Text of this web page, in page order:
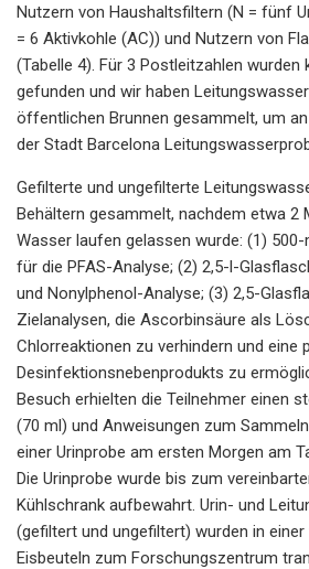
Nutzern von Haushaltsfiltern (N = fünf
= 6 Aktivkohle (AC)) und Nutzern von
(Tabelle 4). Für 3 Postleitzahlen wurden
gefunden und wir haben
öffentlichen Brunnen gesammelt, um
der Stadt Barcelona
Gefilterte und ungefilterte
Behältern gesammelt, nachdem etwa 2
Wasser laufen gelassen wurde: (1)
für die PFAS-Analyse; (2) 2,5-l-
und Nonylphenol-Analyse; (3) 2,5-
Zielanalysen, die Ascorbinsäure als
Chlorreaktionen zu verhindern und eine
Desinfektionsnebenprodukts zu
Besuch erhielten die Teilnehmer einen
(70 ml) und Anweisungen zum
einer Urinprobe am ersten Morgen am
Die Urinprobe wurde bis zum
Kühlschrank aufbewahrt. Urin- und
(gefiltert und ungefiltert) wurden in
Eisbeuteln zum Forschungszentrum